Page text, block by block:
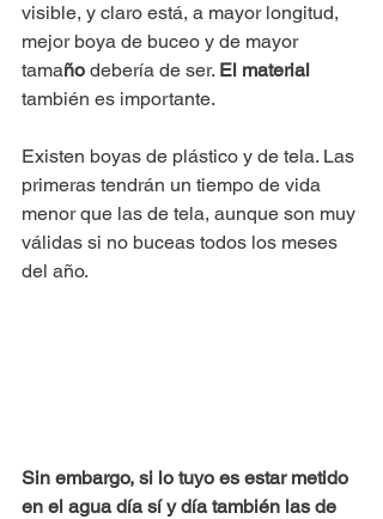
visible, y claro está, a mayor longitud,
mejor boya de buceo y de mayor
tamaño debería de ser. El material
también es importante.
Existen boyas de plástico y de tela. Las
primeras tendrán un tiempo de vida
menor que las de tela, aunque son muy
válidas si no buceas todos los meses
del año.
Sin embargo, si lo tuyo es estar metido
en el agua día sí y día también las de